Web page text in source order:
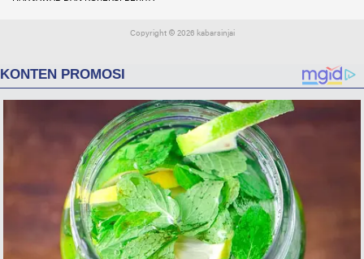
Copyright © 2026 kabarsinjai